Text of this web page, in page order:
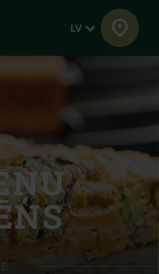
Valoda
LV